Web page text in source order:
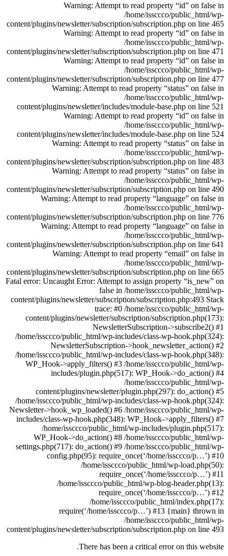
Warning: Attempt to read property “id” on false in
/home/issccco/public_html/wp-
content/plugins/newsletter/subscription/subscription.php on line 465
Warning: Attempt to read property “id” on false in
/home/issccco/public_html/wp-
content/plugins/newsletter/subscription/subscription.php on line 471
Warning: Attempt to read property “id” on false in
/home/issccco/public_html/wp-
content/plugins/newsletter/subscription/subscription.php on line 477
Warning: Attempt to read property “status” on false in
/home/issccco/public_html/wp-
content/plugins/newsletter/includes/module-base.php on line 521
Warning: Attempt to read property “id” on false in
/home/issccco/public_html/wp-
content/plugins/newsletter/includes/module-base.php on line 524
Warning: Attempt to read property “status” on false in
/home/issccco/public_html/wp-
content/plugins/newsletter/subscription/subscription.php on line 483
Warning: Attempt to read property “status” on false in
/home/issccco/public_html/wp-
content/plugins/newsletter/subscription/subscription.php on line 490
Warning: Attempt to read property “language” on false in
/home/issccco/public_html/wp-
content/plugins/newsletter/subscription/subscription.php on line 776
Warning: Attempt to read property “language” on false in
/home/issccco/public_html/wp-
content/plugins/newsletter/subscription/subscription.php on line 641
Warning: Attempt to read property “email” on false in
/home/issccco/public_html/wp-
content/plugins/newsletter/subscription/subscription.php on line 665
Fatal error: Uncaught Error: Attempt to assign property “is_new” on
false in /home/issccco/public_html/wp-
content/plugins/newsletter/subscription/subscription.php:493 Stack
trace: #0 /home/issccco/public_html/wp-
content/plugins/newsletter/subscription/subscription.php(173):
NewsletterSubscription->subscribe2() #1
/home/issccco/public_html/wp-includes/class-wp-hook.php(324):
NewsletterSubscription->hook_newsletter_action() #2
/home/issccco/public_html/wp-includes/class-wp-hook.php(348):
WP_Hook->apply_filters() #3 /home/issccco/public_html/wp-
includes/plugin.php(517): WP_Hook->do_action() #4
/home/issccco/public_html/wp-
content/plugins/newsletter/plugin.php(297): do_action() #5
/home/issccco/public_html/wp-includes/class-wp-hook.php(324):
Newsletter->hook_wp_loaded() #6 /home/issccco/public_html/wp-
includes/class-wp-hook.php(348): WP_Hook->apply_filters() #7
/home/issccco/public_html/wp-includes/plugin.php(517):
WP_Hook->do_action() #8 /home/issccco/public_html/wp-
settings.php(717): do_action() #9 /home/issccco/public_html/wp-
config.php(95): require_once(‘/home/issccco/p…’) #10
/home/issccco/public_html/wp-load.php(50):
require_once(‘/home/issccco/p…’) #11
/home/issccco/public_html/wp-blog-header.php(13):
require_once(‘/home/issccco/p…’) #12
/home/issccco/public_html/index.php(17):
require(‘/home/issccco/p…’) #13 {main} thrown in
/home/issccco/public_html/wp-
content/plugins/newsletter/subscription/subscription.php on line 493
There has been a critical error on this website.